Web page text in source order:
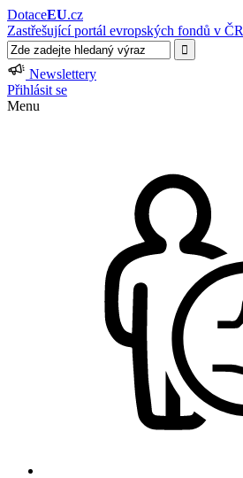
DotaceEU.cz
Zastřešující portál evropských fondů v ČR
Newslettery
Přihlásit se
Menu